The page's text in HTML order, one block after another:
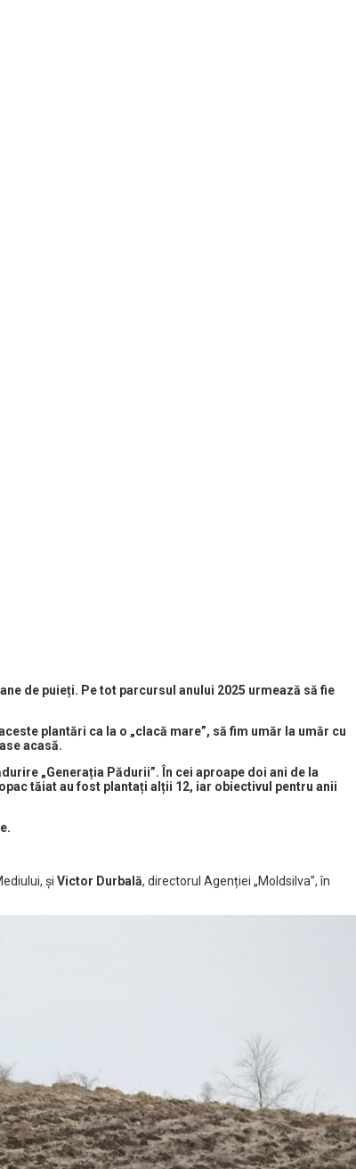
de puieți. Pe tot parcursul anului 2025 urmează să fie
plantări ca la o „clacă mare”, să fim umăr la umăr cu
acasă.
„Generația Pădurii”. În cei aproape doi ani de la
tăiat au fost plantați alții 12, iar obiectivul pentru anii
și Victor Durbală, directorul Agenției „Moldsilva”, în